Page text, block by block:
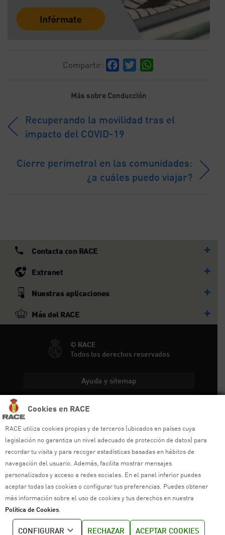
Cookies en RACE
RACE utiliza cookies propias y de terceros (ubicados en países cuya
legislación no garantiza un nivel adecuado de protección de datos) para
recordar tu visita y para recoger estadísticas basadas en hábitos de
navegación del usuario. Además, facilita mostrar mensajes
personalizados y acceso a redes sociales. En el panel inferior puedes
aceptar todas las cookies o configurar tus preferencias. Puedes obtener
más información sobre el uso de cookies y tus derechos en nuestra
Política de Cookies
CONFIGURAR RECHAZAR ACEPTAR COOKIES
Compartir: Facebook
Twitter
Más sobre Conducción
Recuperando la movilidad tras el
impacto del COVID-19
Cierre perimetral en las comunidades:
¿a cuáles puedo viajar?
Contacta con RACE
Extranet
Nuestras aplicaciones
Más del RACE
© RACE
Todos los derechos reservados
Ayuda y sitemap
Política de privacidad
Política de cookies
Política de venta
Política de calidad